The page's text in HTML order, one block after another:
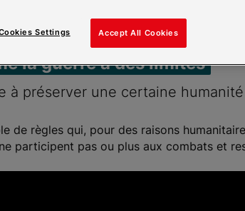
la guerre a des limites
à préserver une certaine
de règles qui, pour des raisons
participent pas ou plus aux combats et
Accept All Cookies
Settings